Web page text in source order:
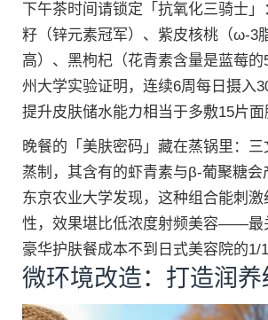
下午茶时间请锁定「抗氧化三骑士
籽（锌元素冠军）、紫皮核桃（ω-3
高）、黑枸杞（花青素含量是蓝莓的
州大学实验证明，连续6周每日摄入
提升皮肤储水能力相当于多敷15片面
晚餐的「美肤密码」藏在蒸锅里：
蒸制，其含有的虾青素与β-葡聚糖会
东京农业大学发现，这种组合能刺
性，效果堪比低浓度射频美容——最
豪华护肤餐成本不到日式美容院的1/
微环境改造：打造润养